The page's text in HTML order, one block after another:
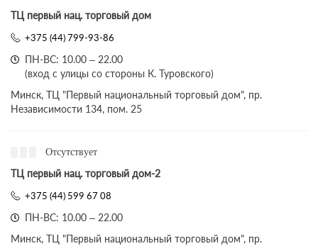
ТЦ первый нац. торговый дом
+375 (44) 799-93-86
ПН-ВС: 10.00 – 22.00
(вход с улицы со стороны К. Туровского)
Минск, ТЦ "Первый национальный торговый дом", пр.
Независимости 134, пом. 25
Отсутствует
ТЦ первый нац. торговый дом-2
+375 (44) 599 67 08
ПН-ВС: 10.00 – 22.00
Минск, ТЦ "Первый национальный торговый дом", пр.